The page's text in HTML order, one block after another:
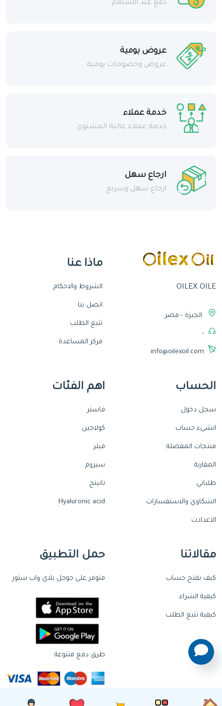
دفع عند الاستلام
عروض يومية
عروض وخصومات يومية
خدمة عملاء
خدمة عملاء عالية المستوي
ارجاع سهل
ارجاع سهل وسريع
OILEX OILE
الجيزة - مصر
-
info@oilexoil.com
ماذا عنا
الشروط والاحكام
اتصل بنا
تتبع الطلب
مركز المساعدة
الحساب
سجل دخول
انشىء حساب
منتجات المفضلة
المقارنة
طلباتي
الشكاوي والاستفسارات
الاعدادت
اهم الفئات
فاستر
كولاجين
فيلر
سيروم
تانينج
Hyaluronic acid
مقالاتنا
كيف تفتح حساب
كيفية الشراء
كيفية تتبع الطلب
حمل التطبيق
متوفر على جوجل بلاي واب ستور
طرق دفع متنوعة